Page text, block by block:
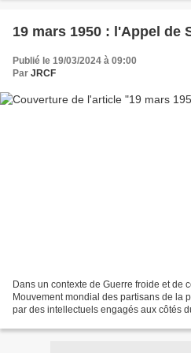
19 mars 1950 : l'Appel de
Publié le 19/03/2024 à 09:00
Par JRCF
Dans un contexte de Guerre froide et de
Mouvement mondial des partisans de la
par des intellectuels engagés aux côtés